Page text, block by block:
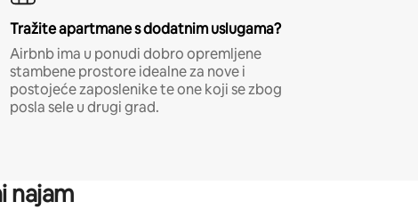
Tražite apartmane s dodatnim uslugama?
Airbnb ima u ponudi dobro opremljene
stambene prostore idealne za nove i
postojeće zaposlenike te one koji se zbog
posla sele u drugi grad.
najam